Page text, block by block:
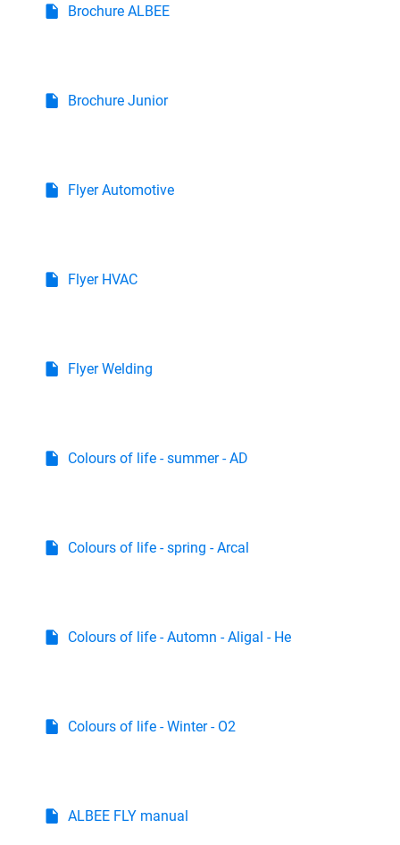
Brochure ALBEE
Brochure Junior
Flyer Automotive
Flyer HVAC
Flyer Welding
Colours of life - summer - AD
Colours of life - spring - Arcal
Colours of life - Automn - Aligal - He
Colours of life - Winter - O2
ALBEE FLY manual